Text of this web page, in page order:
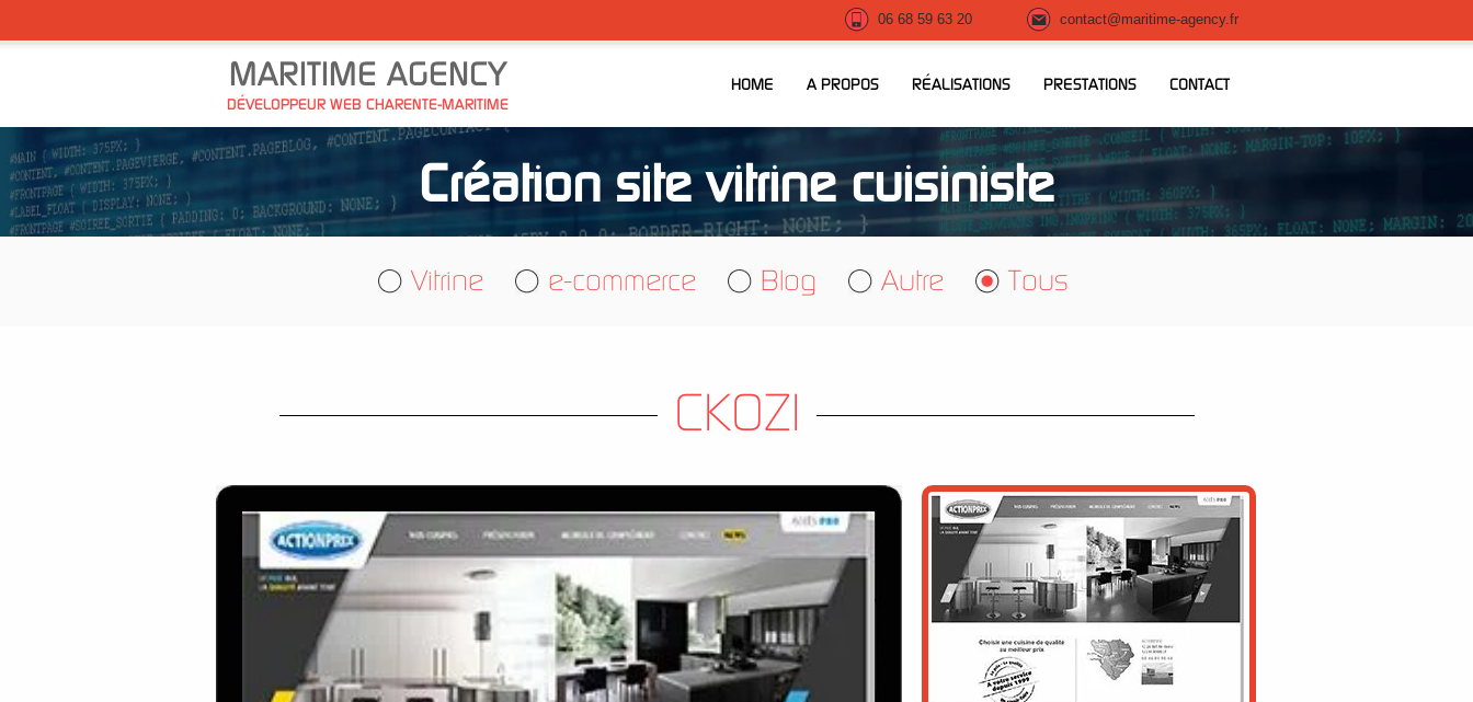
contact@maritime-agency.fr
06 68 59 63 20
MARITIME AGENCY
DÉVELOPPEUR WEB CHARENTE-MARITIME
HOME A PROPOS RÉALISATIONS PRESTATIONS CONTACT
Création site vitrine cuisiniste
Vitrine e-commerce Blog Autre Tous
CKOZI